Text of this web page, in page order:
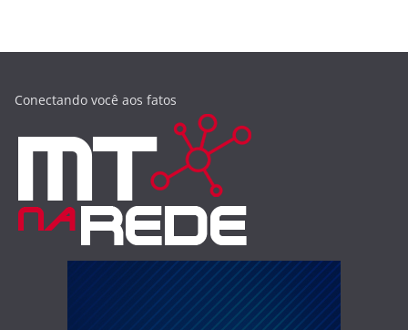
Conectando você aos fatos